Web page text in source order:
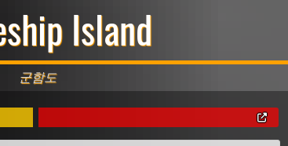
Island
군함도